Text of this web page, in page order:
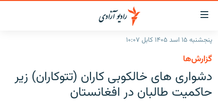
لینک‌های
قابل
دسترسی
بازگشت
متن
اصلی
بازگشت
گزارش‌ها
افغانستان
خبرها
پنجشنبه ۱۵ اسد ۱۴۰۵ کابل ۱۰:۰۷
گزارش‌ها
دشواری های خالکوبی کاران (تتوکاران) زیر
حاکمیت طالبان در افغانستان